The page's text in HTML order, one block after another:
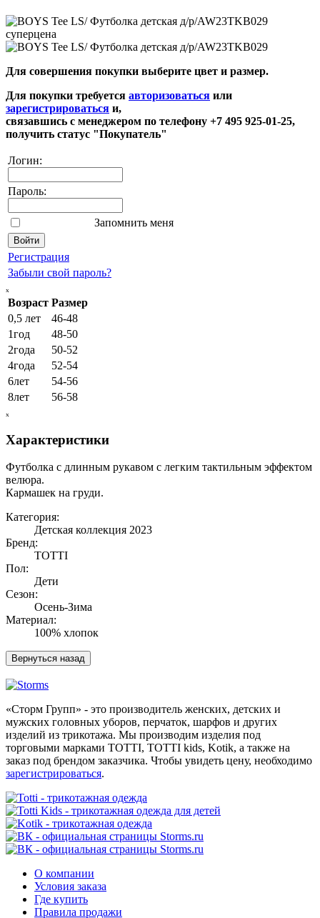
суперцена
Для совершения покупки выберите цвет и размер.
Для покупки требуется авторизоваться или
зарегистрироваться и,
связавшись с менеджером по телефону +7 495 925-01-25,
получить статус "Покупатель"
Логин:
Пароль:
Запомнить меня
Регистрация
Забыли свой пароль?
ₓ
Возраст Размер
0,5 лет
46-48
1год
48-50
2года
50-52
4года
52-54
6лет
54-56
8лет
56-58
ₓ
Характеристики
Футболка с длинным рукавом с легким тактильным эффектом
велюра.
Кармашек на груди.
Категория:
Детская коллекция 2023
Бренд:
TOTTI
Пол:
Дети
Сезон:
Осень-Зима
Материал:
100% хлопок
«Сторм Групп» - это производитель женских, детских и
мужских головных уборов, перчаток, шарфов и других
изделий из трикотажа. Мы производим изделия под
торговыми марками TOTTI, TOTTI kids, Kotik, а также на
заказ под брендом заказчика. Чтобы увидеть цену, необходимо
зарегистрироваться.
О компании
Условия заказа
Где купить
Правила продажи